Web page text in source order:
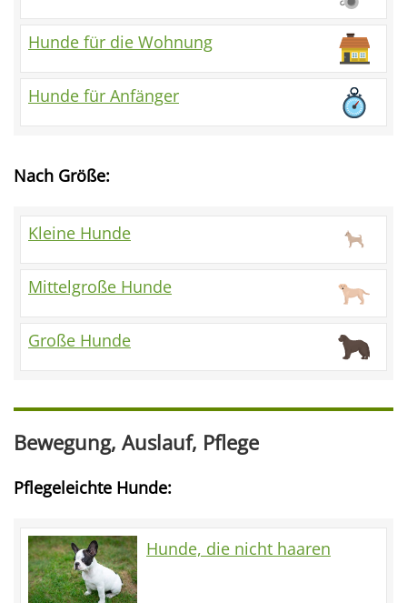
Hunde für die Wohnung
Hunde für Anfänger
Nach Größe:
Kleine Hunde
Mittelgroße Hunde
Große Hunde
Bewegung, Auslauf, Pflege
Pflegeleichte Hunde:
Hunde, die nicht haaren